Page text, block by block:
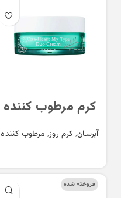
کرم مرطوب کننده
دوگانه اکسیس وای
Axis Y Cera Heart
Cream
آبرسان, کرم روز, مرطوب کننده
فروخته شده